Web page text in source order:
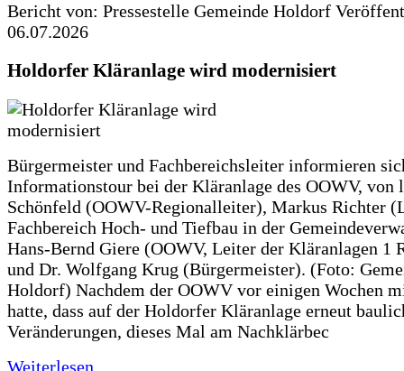
Bericht von: Pressestelle Gemeinde Holdorf
06.07.2026
Holdorfer Kläranlage wird modernisiert
Bürgermeister und Fachbereichsleiter informieren
Informationstour bei der Kläranlage des OOWV, von
Schönfeld (OOWV-Regionalleiter), Markus Richter
Fachbereich Hoch- und Tiefbau in der
Hans-Bernd Giere (OOWV, Leiter der Kläranlagen 1
und Dr. Wolfgang Krug (Bürgermeister). (Foto:
Holdorf) Nachdem der OOWV vor einigen Wochen
hatte, dass auf der Holdorfer Kläranlage erneut
Veränderungen, dieses Mal am Nachklärbec
Weiterlesen